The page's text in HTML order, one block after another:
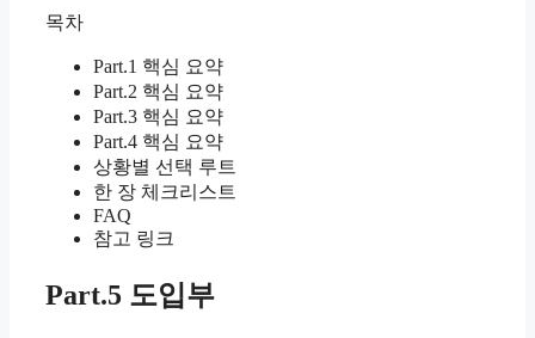
목차
Part.1 핵심 요약
Part.2 핵심 요약
Part.3 핵심 요약
Part.4 핵심 요약
상황별 선택 루트
한 장 체크리스트
FAQ
참고 링크
Part.5 도입부